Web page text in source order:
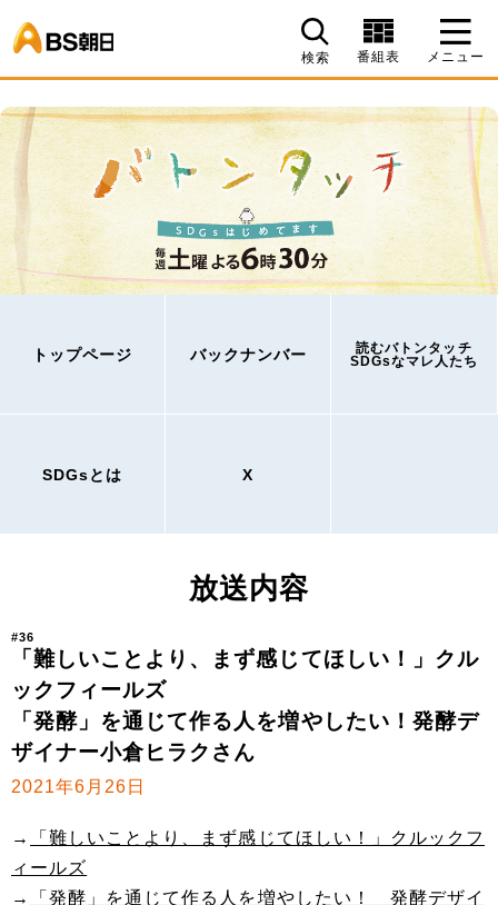
検索 番組表 メニュー
トップページ バックナンバー
読むバトンタッチ
SDGsなマレ人たち
SDGsとは X
放送内容
#36
「難しいことより、まず感じてほしい！」クル
ックフィールズ
「発酵」を通じて作る人を増やしたい！発酵デ
ザイナー小倉ヒラクさん
2021年6月26日
→
「難しいことより、まず感じてほしい！」クルックフ
ィールズ
→
「発酵」を通じて作る人を増やしたい！ 発酵デザイ